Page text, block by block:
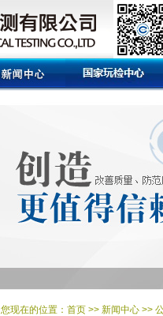
您现在的位置： 首页 >> 新闻中心 >>